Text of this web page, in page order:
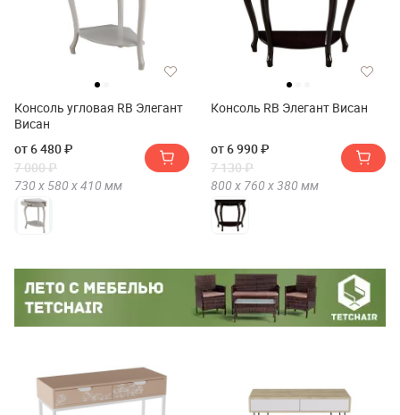
Консоль угловая RB Элегант
Висан
от 6 480 ₽
7 000 ₽
730 х 580 х410 мм
Консоль RB Элегант Висан
от 6 990 ₽
7 130 ₽
800 х 760 х380 мм